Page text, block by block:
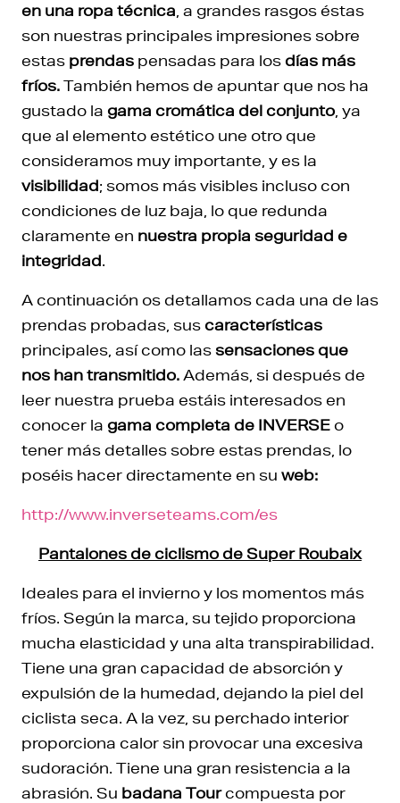
en una ropa técnica , a grandes rasgos éstas
son nuestras principales impresiones sobre
estas prendas pensadas para losdías más
fríos.También hemos de apuntar que nos ha
gustado la gama cromática del conjunto , ya
que al elemento estético une otro que
consideramos muy importante, y es la
visibilidad; somos más visibles incluso con
condiciones de luz baja, lo que redunda
claramente en nuestra propia seguridad e
integridad.
A continuación os detallamos cada una de las
prendas probadas, suscaracterísticas
principales, así como lassensaciones que
nos han transmitido. Además, si después de
leer nuestra prueba estáis interesados en
conocer la gama completa de INVERSEo
tener más detalles sobre estas prendas, lo
poséis hacer directamente en su web:
http://www.inverseteams.com/es
Pantalones de ciclismo de Super Roubaix
Ideales para el invierno y los momentos más
fríos. Según la marca, su tejido proporciona
mucha elasticidad y una alta transpirabilidad.
Tiene una gran capacidad de absorción y
expulsión de la humedad, dejando la piel del
ciclista seca. A la vez, su perchado interior
proporciona calor sin provocar una excesiva
sudoración. Tiene una gran resistencia a la
abrasión. Su badana Tourcompuesta por